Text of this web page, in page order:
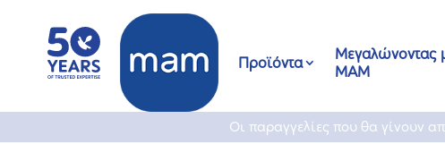
Οι παραγγελίες που θα γίνουν
Προϊόντα
Μεγαλώνοντας
ΜΑΜ